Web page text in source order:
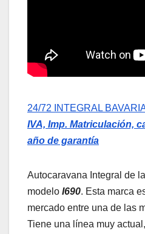
24/72 INTEGRAL
IVA, Imp. Matriculación,
año de garantía
Autocaravana Integral de
modelo I690. Esta marca
mercado entre una de las
Tiene una línea muy